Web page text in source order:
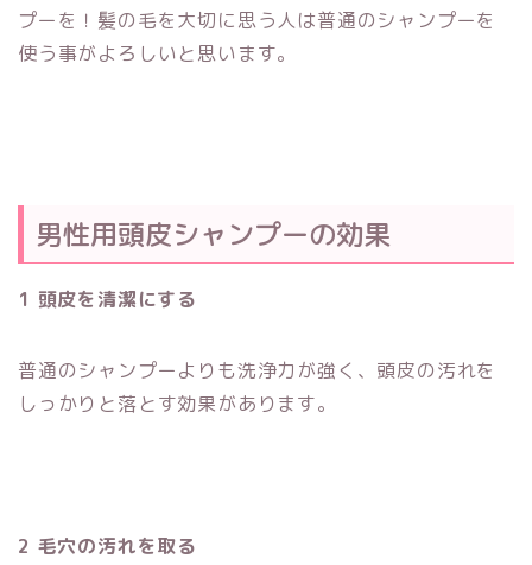
プーを！髪の毛を大切に思う人は普通のシャンプーを
使う事がよろしいと思います。
男性用頭皮シャンプーの効果
1 頭皮を清潔にする
普通のシャンプーよりも洗浄力が強く、頭皮の汚れを
しっかりと落とす効果があります。
2 毛穴の汚れを取る